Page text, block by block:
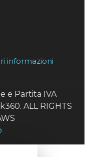
informazioni
e Partita IVA
ALL RIGHTS